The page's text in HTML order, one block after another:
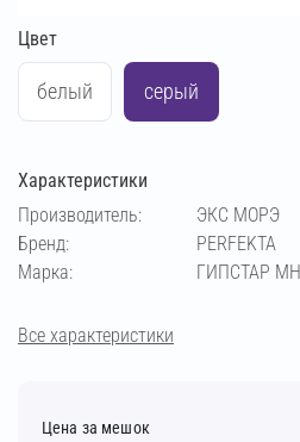
Цвет
белый серый
Характеристики
Производитель:
ЭКС МОРЭ
Бренд:
PERFEKTA
Марка:
ГИПСТАР МН
Все характеристики
Цена за мешок